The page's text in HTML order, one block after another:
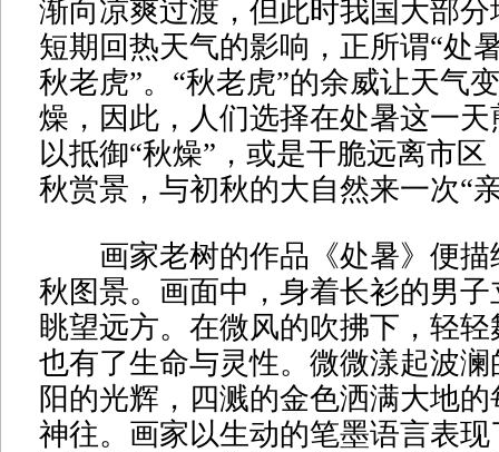
渐向凉爽过渡，但此时我国大部
短期回热天气的影响，正所谓“处
秋老虎”。“秋老虎”的余威让天气
燥，因此，人们选择在处暑这一
以抵御“秋燥”，或是干脆远离市
秋赏景，与初秋的大自然来一次“
画家老树的作品《处暑》便描
秋图景。画面中，身着长衫的男
眺望远方。在微风的吹拂下，轻
也有了生命与灵性。微微漾起波
阳的光辉，四溅的金色洒满大地
神往。画家以生动的笔墨语言表